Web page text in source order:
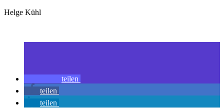
Helge Kühl
teilen
teilen
teilen